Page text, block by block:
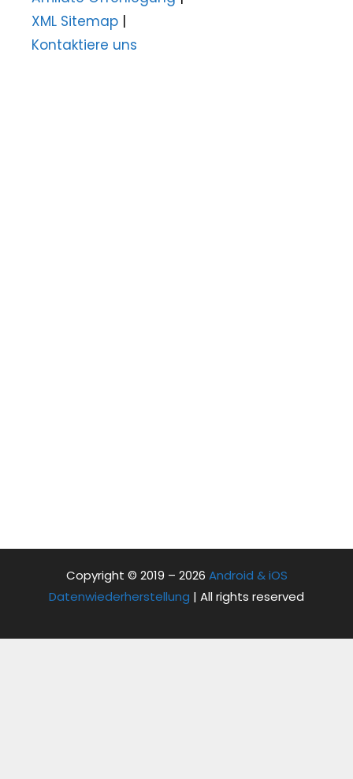
XML Sitemap |
Kontaktiere uns
Copyright © 2019 – 2026 Android & iOS
Datenwiederherstellung | All rights reserved